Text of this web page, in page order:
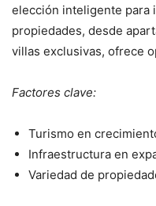
elección inteligente para
propiedades, desde
villas exclusivas, ofrece
Factores clave:
Turismo en
Infraestructura en
Variedad de